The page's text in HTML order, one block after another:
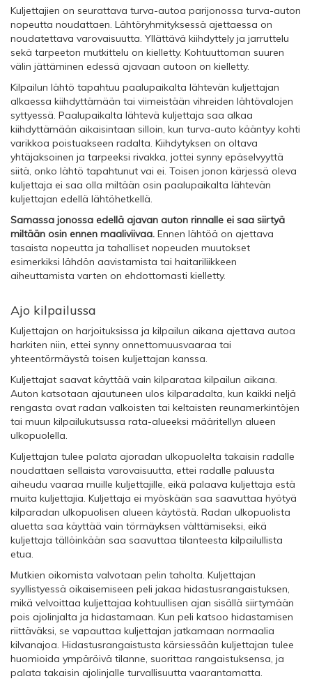
Kuljettajien on seurattava turva-autoa parijonossa turva-auton
nopeutta noudattaen. Lähtöryhmityksessä ajettaessa on
noudatettava varovaisuutta. Yllättävä kiihdyttely ja jarruttelu
sekä tarpeeton mutkittelu on kielletty. Kohtuuttoman suuren
välin jättäminen edessä ajavaan autoon on kielletty.
Kilpailun lähtö tapahtuu paalupaikalta lähtevän kuljettajan
alkaessa kiihdyttämään tai viimeistään vihreiden lähtövalojen
syttyessä. Paalupaikalta lähtevä kuljettaja saa alkaa
kiihdyttämään aikaisintaan silloin, kun turva-auto kääntyy kohti
varikkoa poistuakseen radalta. Kiihdytyksen on oltava
yhtäjaksoinen ja tarpeeksi rivakka, jottei synny epäselvyyttä
siitä, onko lähtö tapahtunut vai ei. Toisen jonon kärjessä oleva
kuljettaja ei saa olla miltään osin paalupaikalta lähtevän
kuljettajan edellä lähtöhetkellä.
Samassa jonossa edellä ajavan auton rinnalle ei saa siirtyä
miltään osin ennen maaliviivaa. Ennen lähtöä on ajettava
tasaista nopeutta ja tahalliset nopeuden muutokset
esimerkiksi lähdön aavistamista tai haitariliikkeen
aiheuttamista varten on ehdottomasti kielletty.
Ajo kilpailussa
Kuljettajan on harjoituksissa ja kilpailun aikana ajettava autoa
harkiten niin, ettei synny onnettomuusvaaraa tai
yhteentörmäystä toisen kuljettajan kanssa.
Kuljettajat saavat käyttää vain kilparataa kilpailun aikana.
Auton katsotaan ajautuneen ulos kilparadalta, kun kaikki neljä
rengasta ovat radan valkoisten tai keltaisten reunamerkintöjen
tai muun kilpailukutsussa rata-alueeksi määritellyn alueen
ulkopuolella.
Kuljettajan tulee palata ajoradan ulkopuolelta takaisin radalle
noudattaen sellaista varovaisuutta, ettei radalle paluusta
aiheudu vaaraa muille kuljettajille, eikä palaava kuljettaja estä
muita kuljettajia. Kuljettaja ei myöskään saa saavuttaa hyötyä
kilparadan ulkopuolisen alueen käytöstä. Radan ulkopuolista
aluetta saa käyttää vain törmäyksen välttämiseksi, eikä
kuljettaja tällöinkään saa saavuttaa tilanteesta kilpailullista
etua.
Mutkien oikomista valvotaan pelin taholta. Kuljettajan
syyllistyessä oikaisemiseen peli jakaa hidastusrangaistuksen,
mikä velvoittaa kuljettajaa kohtuullisen ajan sisällä siirtymään
pois ajolinjalta ja hidastamaan. Kun peli katsoo hidastamisen
riittäväksi, se vapauttaa kuljettajan jatkamaan normaalia
kilvanajoa. Hidastusrangaistusta kärsiessään kuljettajan tulee
huomioida ympäröivä tilanne, suorittaa rangaistuksensa, ja
palata takaisin ajolinjalle turvallisuutta vaarantamatta.